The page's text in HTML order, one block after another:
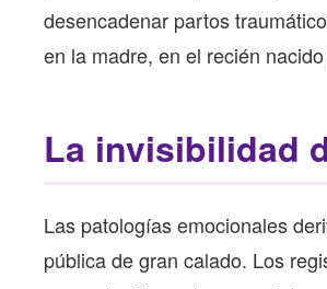
desencadenar partos
en la madre, en el recién
La invisibilidad
Las patologías emocionales
pública de gran calado. Los